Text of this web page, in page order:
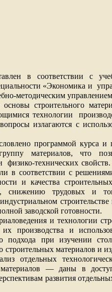
в соответствии с
«Экономика и
методическим
строительного
технологии
излагаются с
программой курса и
материалов, что
физико-технических
в соответствии с
и качества
снижению трудовых и
заводской готовности.
и технологии
производства и
подхода при изучении
строительных материалов и
отдельных
материалов — даны в
развития